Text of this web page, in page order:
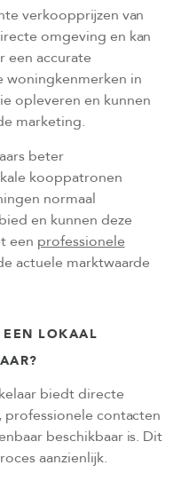
verkoopprijzen van
omgeving en kan
een accurate
woningkenmerken in
opleveren en kunnen
marketing.
beter
kooppatronen
normaal
en kunnen deze
een professionele
actuele marktwaarde
LOKAAL
biedt directe
contacten
beschikbaar is. Dit
aanzienlijk.